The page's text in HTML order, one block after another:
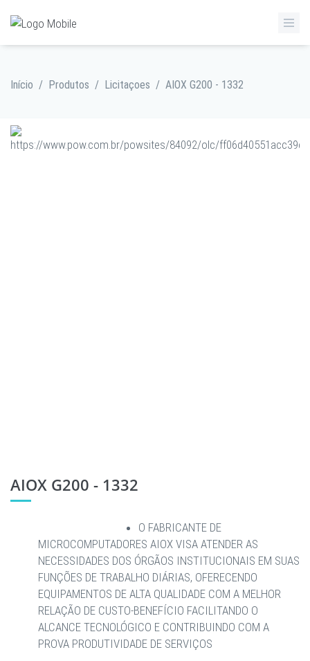
Início / Produtos / Licitaçoes / AIOX G200 - 1332
AIOX G200 - 1332
O FABRICANTE DE
MICROCOMPUTADORES AIOX VISA ATENDER AS
NECESSIDADES DOS ÓRGÃOS INSTITUCIONAIS EM SUAS
FUNÇÕES DE TRABALHO DIÁRIAS, OFERECENDO
EQUIPAMENTOS DE ALTA QUALIDADE COM A MELHOR
RELAÇÃO DE CUSTO-BENEFÍCIO FACILITANDO O
ALCANCE TECNOLÓGICO E CONTRIBUINDO COM A
PROVA PRODUTIVIDADE DE SERVIÇOS